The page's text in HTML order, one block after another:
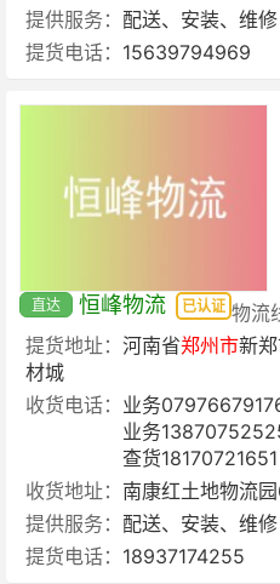
提供服务： 配送、安装、维修
提货电话： 15639794969
直达 恒峰物流 已认证 物流
提货地址： 河南省郑州市新
材城
收货电话： 业务
业务
查货18170721651
收货地址： 南康红土地物流
提供服务： 配送、安装、维修
提货电话： 18937174255